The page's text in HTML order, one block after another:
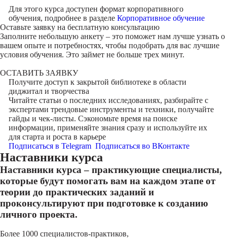
Для этого курса доступен формат корпоративного
обучения, подробнее в разделе Корпоративное обучение
Оставьте заявку на бесплатную консультацию
Заполните небольшую анкету – это поможет нам лучше узнать о
вашем опыте и потребностях, чтобы подобрать для вас лучшие
условия обучения. Это займет не больше трех минут.
ОСТАВИТЬ ЗАЯВКУ
Получите доступ к закрытой библиотекев области
диджитал и творчества
Читайте статьи о последних исследованиях, разбирайте с
экспертами трендовые инструменты и техники, получайте
гайды и чек-листы. Сэкономьте время на поиске
информации, применяйте знания сразу и используйте их
для старта и роста в карьере
Подписаться в Telegram Подписаться во ВКонтакте
Наставники курса
Наставники курса – практикующие специалисты,
которые будут помогать вам на каждом этапе от
теории до практических заданий и
проконсультируют при подготовке к созданию
личного проекта.
Более 1000 специалистов-практиков,